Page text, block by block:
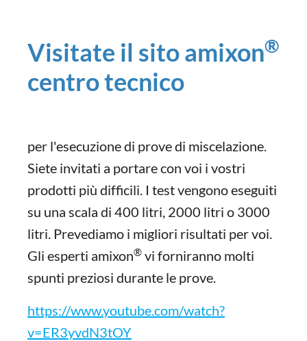
Visitate il sito amixon®
centro tecnico
per l'esecuzione di prove di miscelazione.
Siete invitati a portare con voi i vostri
prodotti più difficili. I test vengono eseguiti
su una scala di 400 litri, 2000 litri o 3000
litri. Prevediamo i migliori risultati per voi.
Gli esperti amixon® vi forniranno molti
spunti preziosi durante le prove.
https://www.youtube.com/watch?
v=ER3yvdN3tOY